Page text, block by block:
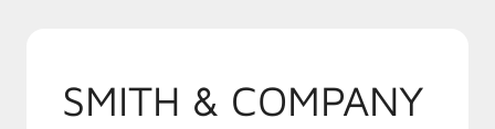
SMITH & COMPANY